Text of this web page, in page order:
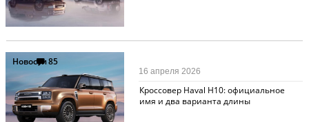
Новости85
Кроссовер Haval H10: официальное
имя и два варианта длины
16 апреля 2026